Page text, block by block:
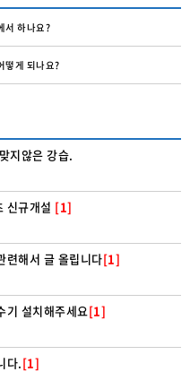
서 하나요?
떻게 되나요?
지않은 강습.
신규개설 [1]
련해서 글 올립니다[1]
기 설치해주세요[1]
다.[1]